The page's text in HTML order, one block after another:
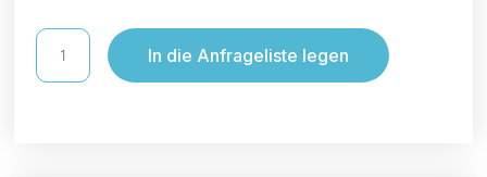
In die Anfrageliste legen